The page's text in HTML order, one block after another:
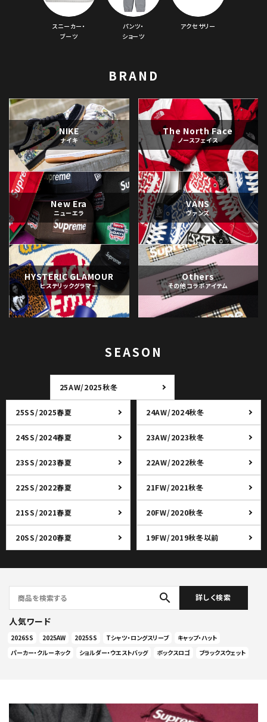
スニーカー・
ブーツ
パンツ・
ショーツ
アクセサリー
BRAND
NIKE
ナイキ
The North Face
ノースフェイス
New Era
ニューエラ
VANS
ヴァンズ
HYSTERIC GLAMOUR
ヒステリックグラマー
Others
その他コラボアイテム
SEASON
25AW/2025秋冬
25SS/2025春夏 24AW/2024秋冬
24SS/2024春夏 23AW/2023秋冬
23SS/2023春夏 22AW/2022秋冬
22SS/2022春夏 21FW/2021秋冬
21SS/2021春夏 20FW/2020秋冬
20SS/2020春夏 19FW/2019秋冬以前
search 詳しく検索
人気ワード
2026SS 2025AW 2025SS Tシャツ・ロングスリーブ
キャップ・ハット
パーカー・クルーネック
ショルダー・ウエストバッグ ボックスロゴ ブラックスウェット